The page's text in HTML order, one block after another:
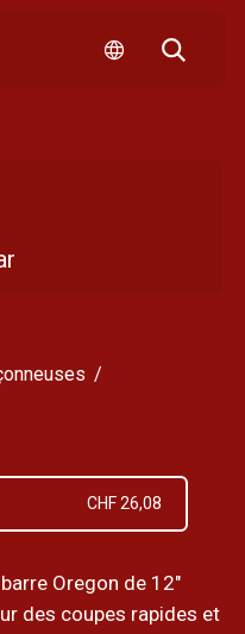
CHF 26,08
Oregon de 12"
des coupes rapides et